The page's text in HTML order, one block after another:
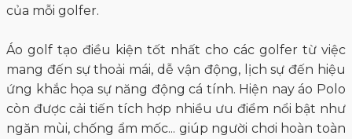
của mỗi golfer.
Áo golf tạo điều kiện tốt nhất cho các golfer từ việc
mang đến sự thoải mái, dễ vận động, lịch sự đến hiệu
ứng khắc họa sự năng động cá tính. Hiện nay áo Polo
còn được cải tiến tích hợp nhiều ưu điểm nổi bật như
ngăn mùi, chống ẩm mốc... giúp người chơi hoàn toàn